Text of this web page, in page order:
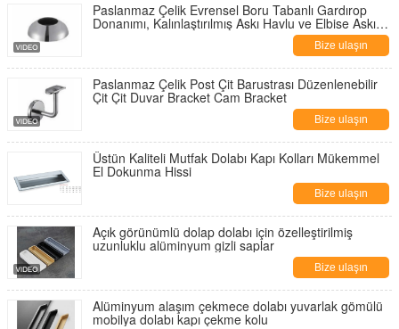
Paslanmaz Çelik Evrensel Boru Tabanlı Gardırop
Donanımı, Kalınlaştırılmış Askı Havlu ve Elbise Askısı
Bize ulaşın
Paslanmaz Çelik Post Çit Barustrası Düzenlenebilir
Çit Çit Duvar Bracket Cam Bracket
Bize ulaşın
Üstün Kaliteli Mutfak Dolabı Kapı Kolları Mükemmel
El Dokunma Hissi
Bize ulaşın
Açık görünümlü dolap dolabı için özelleştirilmiş
uzunluklu alüminyum gizli saplar
Bize ulaşın
Alüminyum alaşım çekmece dolabı yuvarlak gömülü
mobilya dolabı kapı çekme kolu